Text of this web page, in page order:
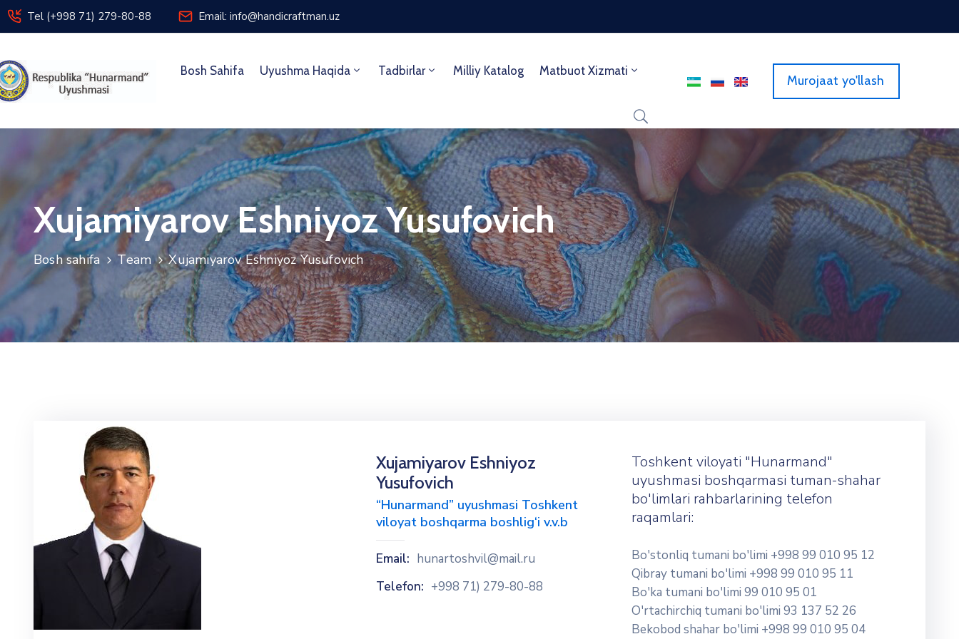
Tel (+998 71) 279-80-88 Email: info@handicraftman.uz
Bosh Sahifa Uyushma Haqida Tadbirlar Milliy Katalog Matbuot Xizmati
Murojaat yo'llash
Xujamiyarov Eshniyoz Yusufovich
Bosh sahifa Team Xujamiyarov Eshniyoz Yusufovich
Xujamiyarov Eshniyoz
Yusufovich
“Hunarmand” uyushmasi Toshkent
viloyat boshqarma boshlig‘i v.v.b
Email: hunartoshvil@mail.ru
Telefon: +998 71) 279-80-88
Toshkent viloyati "Hunarmand"
uyushmasi boshqarmasi tuman-shahar
bo'limlari rahbarlarining telefon
raqamlari:
Bo'stonliq tumani bo'limi +998 99 010 95 12
Qibray tumani bo'limi +998 99 010 95 11
Bo'ka tumani bo'limi 99 010 95 01
O'rtachirchiq tumani bo'limi 93 137 52 26
Bekobod shahar bo'limi +998 99 010 95 04